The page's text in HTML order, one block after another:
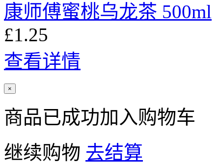
康师傅蜜桃乌龙茶 500ml
£1.25
查看详情
×
商品已成功加入购物车
继续购物 去结算